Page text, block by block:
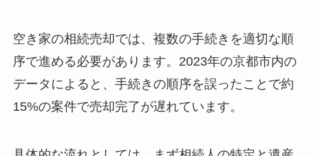
空き家の相続売却では、複数の手続きを適切な順
序で進める必要があります。2023年の京都市内の
データによると、手続きの順序を誤ったことで約
15%の案件で売却完了が遅れています。